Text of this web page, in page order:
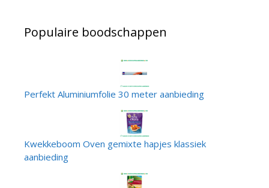
Populaire boodschappen
Perfekt Aluminiumfolie 30 meter aanbieding
Kwekkeboom Oven gemixte hapjes klassiek
aanbieding